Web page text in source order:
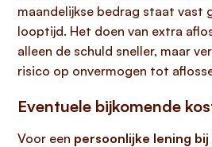
maandelijkse bedrag staat vast
looptijd. Het doen van extra
alleen de schuld sneller, maar
risico op onvermogen tot
Eventuele bijkomende
Voor een persoonlijke lening bij